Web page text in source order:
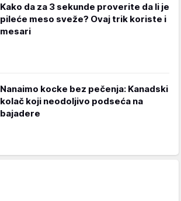
Kako da za 3 sekunde proverite da li je
pileće meso sveže? Ovaj trik koriste i
mesari
Nanaimo kocke bez pečenja: Kanadski
kolač koji neodoljivo podseća na
bajadere